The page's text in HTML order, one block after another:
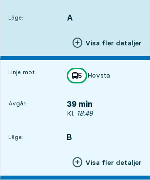
Läge:
LÄGE, A
,
Visa fler detaljer
Linje mot: linje
5
mot
Hovsta
,
Avgår: 39 min
Avgår, Kl. 18:49, om 39 min
Kl. 18:49
Läge:
LÄGE, B
,
Visa fler detaljer